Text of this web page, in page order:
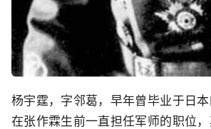
杨宇霆，字邻葛，早年曾毕业于日本
在张作霖生前一直担任军师的职位